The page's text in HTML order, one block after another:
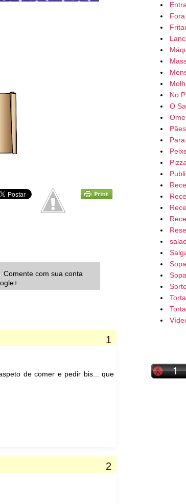
Comente com sua conta
de comer e pedir bis... que
No
O
Pães